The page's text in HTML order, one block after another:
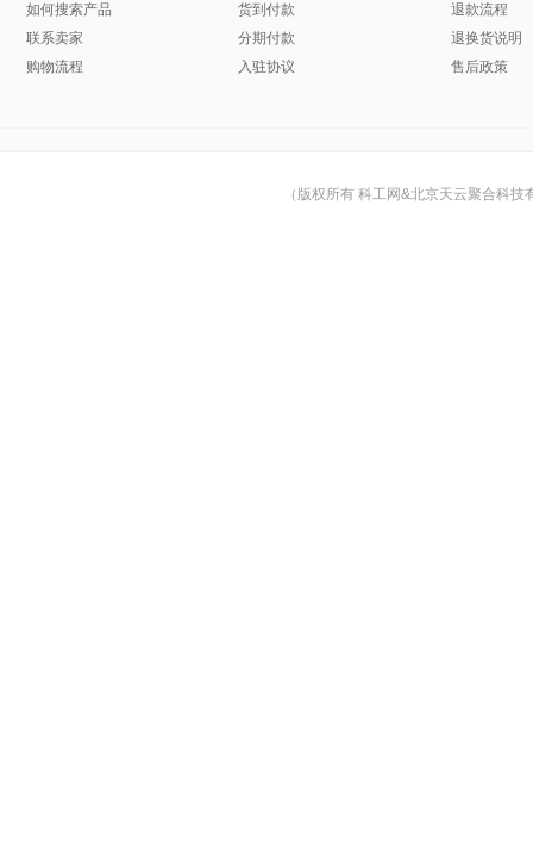
如何搜索产品
联系卖家
购物流程
货到付款
分期付款
入驻协议
退款流程
退换货说明
售后政策
（版权所有 科工网&北京天云聚合科